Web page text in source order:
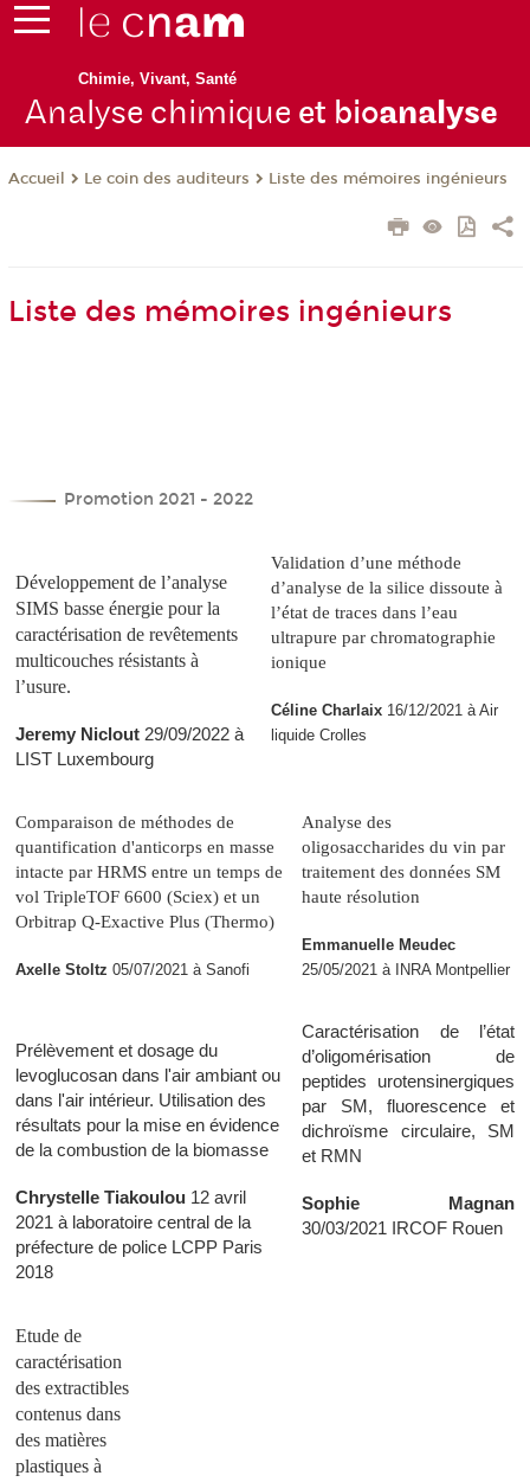
Chimie, Vivant, Santé
Analyse chimique et bioanalyse
Accueil Le coin des auditeurs Liste des mémoires ingénieurs
Liste des mémoires ingénieurs
Promotion 2021 - 2022
Développement de l’analyse
SIMS basse énergie pour la
caractérisation de revêtements
multicouches résistants à
l’usure.
Jeremy Niclout 29/09/2022 à
LIST Luxembourg
Validation d’une méthode
d’analyse de la silice dissoute à
l’état de traces dans l’eau
ultrapure par chromatographie
ionique
Céline Charlaix 16/12/2021 à Air
liquide Crolles
Comparaison de méthodes de
quantification d'anticorps en masse
intacte par HRMS entre un temps de
vol TripleTOF 6600 (Sciex) et un
Orbitrap Q-Exactive Plus (Thermo)
Axelle Stoltz 05/07/2021 à Sanofi
Analyse des
oligosaccharides du vin par
traitement des données SM
haute résolution
Emmanuelle Meudec
25/05/2021 à INRA Montpellier
Prélèvement et dosage du
levoglucosan dans l'air ambiant ou
dans l'air intérieur. Utilisation des
résultats pour la mise en évidence
de la combustion de la biomasse
Chrystelle Tiakoulou 12 avril
2021 à laboratoire central de la
préfecture de police LCPP Paris
2018
Caractérisation de l’état
d’oligomérisation de
peptides urotensinergiques
par SM, fluorescence et
dichroïsme circulaire, SM
et RMN
Sophie Magnan
30/03/2021 IRCOF Rouen
Etude de
caractérisation
des extractibles
contenus dans
des matières
plastiques à